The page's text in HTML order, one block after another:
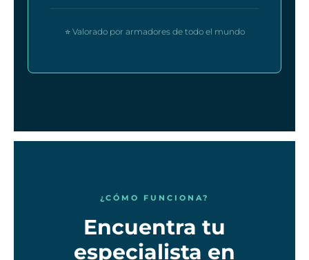
⭐ Valorado por armadores de todo el mundo
¿CÓMO FUNCIONA?
Encuentra tu
especialista en